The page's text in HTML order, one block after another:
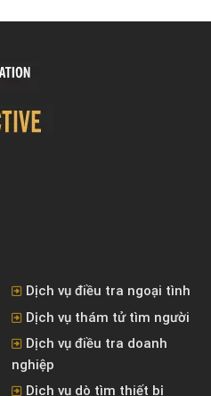
Dịch vụ điều tra ngoại tình
Dịch vụ thám tử tìm người
Dịch vụ điều tra doanh
nghiệp
Dịch vụ dò tìm thiết bị